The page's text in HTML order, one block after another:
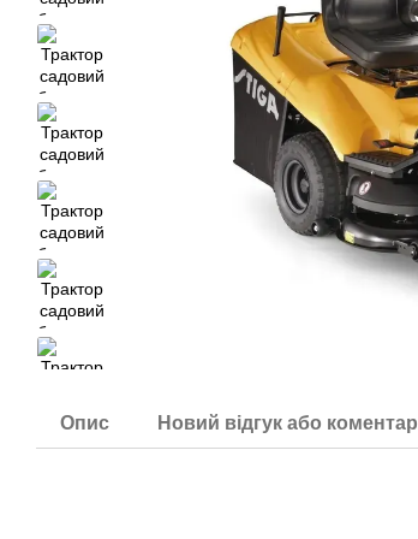
Опис Новий відгук або коментар